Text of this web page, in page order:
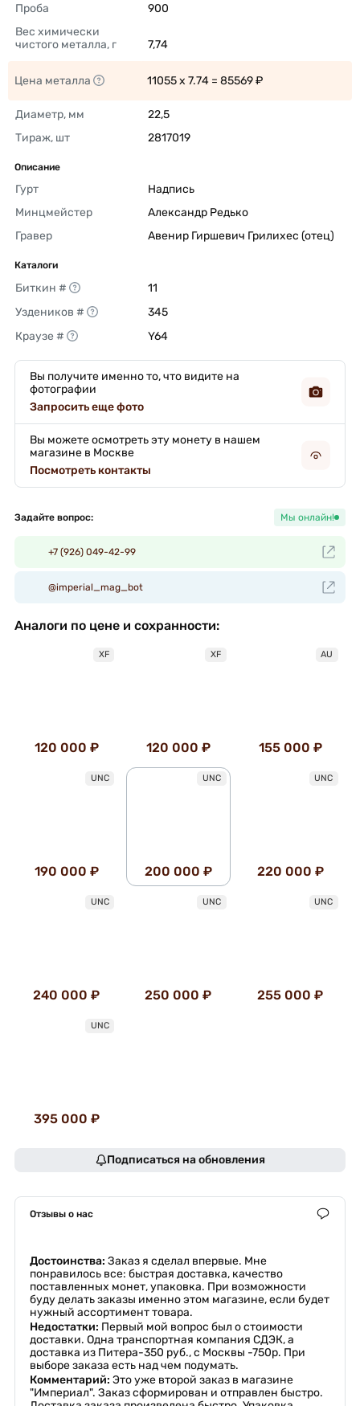
Проба
900
Вес химически
чистого металла, г
7,74
Цена металла 11055 x 7.74 = 85569 ₽
Диаметр, мм
22,5
Тираж, шт
2817019
Описание
Гурт
Надпись
Минцмейстер
Александр Редько
Гравер
Авенир Гиршевич Грилихес (отец)
Каталоги
Биткин #
11
Уздеников #
345
Краузе #
Y64
Вы получите именно то, что видите на
фотографии
Запросить еще фото
Вы можете осмотреть эту монету в нашем
магазине в Москве
Посмотреть контакты
Задайте вопрос: Мы онлайн!
+7 (926) 049-42-99
@imperial_mag_bot
Аналоги по цене и сохранности:
XF
120 000 ₽
XF
120 000 ₽
AU
155 000 ₽
UNC
190 000 ₽
UNC
200 000 ₽
UNC
220 000 ₽
UNC
240 000 ₽
UNC
250 000 ₽
UNC
255 000 ₽
UNC
395 000 ₽
Подписаться на обновления
Отзывы о нас
Достоинства: Заказ я сделал впервые. Мне
понравилось все: быстрая доставка, качество
поставленных монет, упаковка. При возможности
буду делать заказы именно этом магазине, если будет
нужный ассортимент товара.
Недостатки: Первый мой вопрос был о стоимости
доставки. Одна транспортная компания СДЭК, а
доставка из Питера-350 руб., с Москвы -750р. При
выборе заказа есть над чем подумать.
Комментарий: Это уже второй заказ в магазине
"Империал". Заказ сформирован и отправлен быстро.